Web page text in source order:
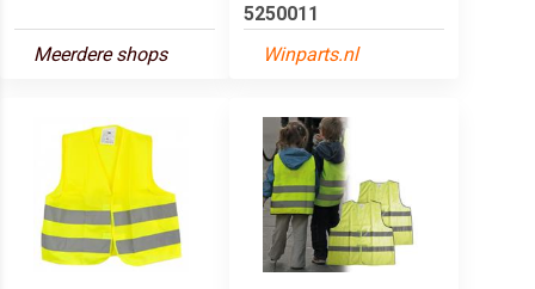
Meerdere shops
5250011
Winparts.nl